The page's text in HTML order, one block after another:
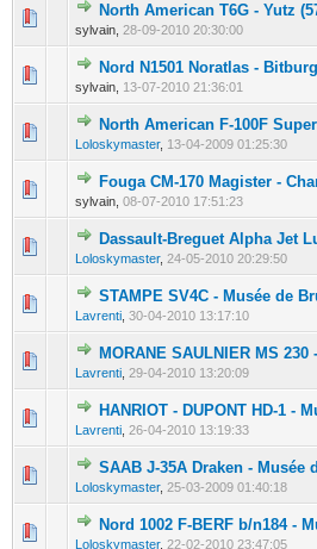
North American T6G - Yutz
sylvain, 28-09-2010 20:30:00
0 Votes - 0 sur 5 en
12 345
Nord N1501 Noratlas -
sylvain, 13-07-2010 21:36:01
0 Votes - 0 sur 5 en
12345
North American F-100F
Loloskymaster, 13-04-2009 01:25:30
0 Votes - 0 sur 5 en
12 345
Fouga CM-170 Magister -
sylvain, 08-07-2010 17:51:23
0 Votes - 0 sur 5 en
123 4 5
Dassault-Breguet Alpha Jet
Loloskymaster, 24-05-2010 20:29:50
0 Votes - 0 sur 5 en
123 45
STAMPE SV4C - Musée de
Lavrenti 30-04-2010 13:17:10
0 Votes - 0 sur 5 en
123 45
MORANE SAULNIER MS
Lavrenti 29-04-2010 13:20:09
0 Votes - 0 sur 5 en
1 234 5
HANRIOT - DUPONT HD-1 -
Lavrenti 26-04-2010 13:19:33
0 Votes - 0 sur 5 en
1 2345
SAAB J-35A Draken - Musée
Loloskymaster, 25-03-2009 01:40:18
0 Votes - 0 sur 5 en
1 2345
Nord 1002 F-BERF b/n184 -
Loloskymaster, 22-02-2010 23:47:05
0 Votes - 0 sur 5 en
12345